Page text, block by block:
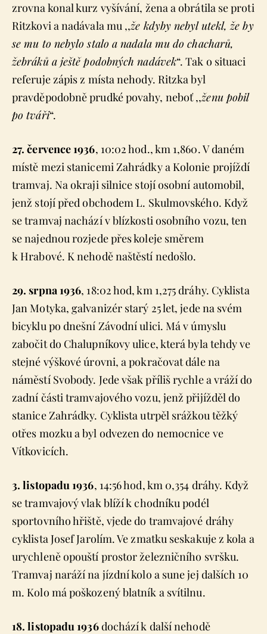
zrovna konal kurz vyšívání, žena a obrátila se proti
Ritzkovi a nadávala mu ,,že kdyby nebyl utekl, že by
se mu to nebylo stalo a nadala mu do chacharů,
žebráků a ještě podobných nadávek“. Tak o situaci
referuje zápis z místa nehody. Ritzka byl
pravděpodobně prudké povahy, neboť ,,ženu pobil
po tváři“.
27. července 1936, 10:02 hod., km 1,860. V daném
místě mezi stanicemi Zahrádky a Kolonie projíždí
tramvaj. Na okraji silnice stojí osobní automobil,
jenž stojí před obchodem L. Skulmovského. Když
se tramvaj nachází v blízkosti osobního vozu, ten
se najednou rozjede přes koleje směrem
k Hrabové. K nehodě naštěstí nedošlo.
29. srpna 1936, 18:02 hod, km 1,275 dráhy. Cyklista
Jan Motyka, galvanizér starý 25 let, jede na svém
bicyklu po dnešní Závodní ulici. Má v úmyslu
zabočit do Chalupníkovy ulice, která byla tehdy ve
stejné výškové úrovni, a pokračovat dále na
náměstí Svobody. Jede však příliš rychle a vráží do
zadní části tramvajového vozu, jenž přijížděl do
stanice Zahrádky. Cyklista utrpěl srážkou těžký
otřes mozku a byl odvezen do nemocnice ve
Vítkovicích.
3. listopadu 1936, 14:56 hod, km 0,354 dráhy. Když
se tramvajový vlak blíží k chodníku podél
sportovního hřiště, vjede do tramvajové dráhy
cyklista Josef Jarolím. Ve zmatku seskakuje z kola a
urychleně opouští prostor železničního svršku.
Tramvaj naráží na jízdní kolo a sune jej dalších 10
m. Kolo má poškozený blatník a svítilnu.
18. listopadu 1936dochází k další nehodě